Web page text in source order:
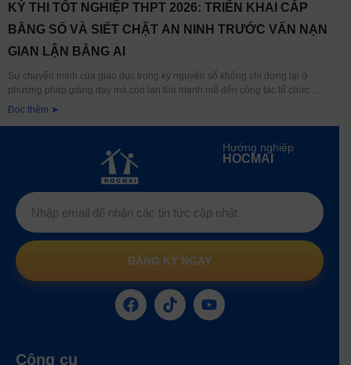
KỲ THI TỐT NGHIỆP THPT 2026: TRIỂN KHAI CẤP
BẰNG SỐ VÀ SIẾT CHẶT AN NINH TRƯỚC VẤN NẠN
GIAN LẬN BẰNG AI
Sự chuyển mình của giáo dục trong kỷ nguyên số không chỉ dừng lại ở
phương pháp giảng dạy mà còn lan tỏa mạnh mẽ đến công tác tổ chức
Đọc thêm ➤
Hướng nghiệp
HOCMAI
ĐĂNG KÝ NGAY
Công cụ